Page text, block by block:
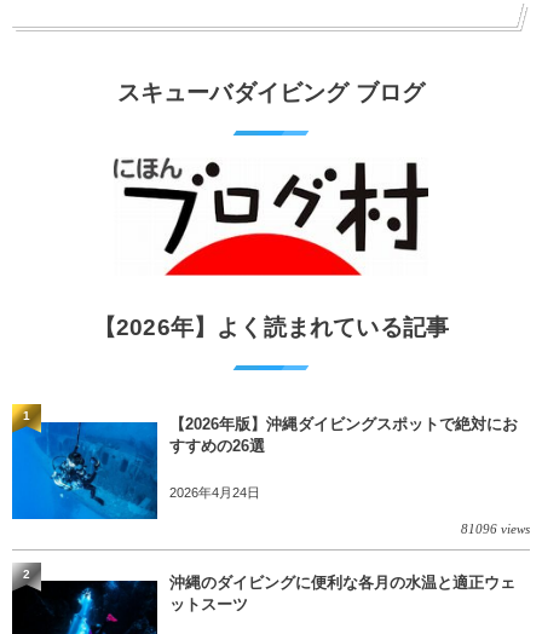
スキューバダイビング ブログ
【2026年】よく読まれている記事
【2026年版】沖縄ダイビングスポットで絶対にお
すすめの26選
2026年4月24日
81096 views
1
沖縄のダイビングに便利な各月の水温と適正ウェ
ットスーツ
2